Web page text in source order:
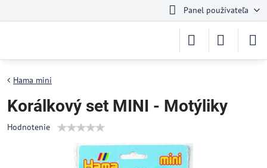
Panel používateľa
Hama mini
Korálkový set MINI - Motýliky
Hodnotenie